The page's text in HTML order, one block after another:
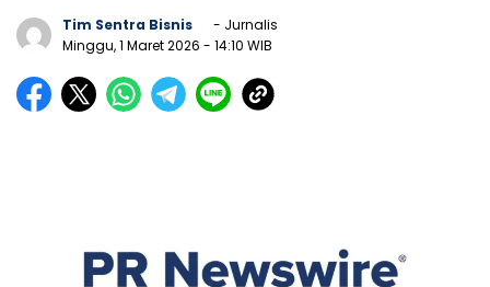
Tim Sentra Bisnis
- Jurnalis
Minggu, 1 Maret 2026 - 14:10 WIB